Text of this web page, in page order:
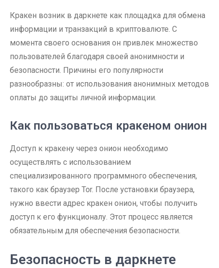
Кракен возник в даркнете как площадка для обмена
информации и транзакций в криптовалюте. С
момента своего основания он привлек множество
пользователей благодаря своей анонимности и
безопасности. Причины его популярности
разнообразны: от использования анонимных методов
оплаты до защиты личной информации.
Как пользоваться кракеном онион
Доступ к кракену через онион необходимо
осуществлять с использованием
специализированного программного обеспечения,
такого как браузер Tor. После установки браузера,
нужно ввести адрес кракен онион, чтобы получить
доступ к его функционалу. Этот процесс является
обязательным для обеспечения безопасности.
Безопасность в даркнете